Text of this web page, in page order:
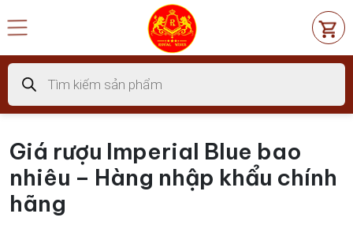
đến
dung
Tìm
kiếm
sản
phẩm
Giá rượu Imperial Blue bao
nhiêu – Hàng nhập khẩu chính
hãng